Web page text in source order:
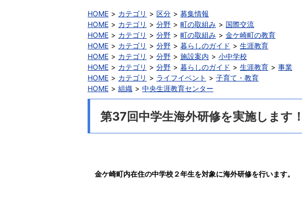
HOME カテゴリ 区分
募集情報
HOME
カテゴリ 分野 町の取組み
国際交流
HOME
カテゴリ 分野 町の取組み
金ケ崎町の教育
HOME
カテゴリ 分野 暮らしのガイド
生涯教育
HOME
カテゴリ 分野 施設案内
小中学校
HOME
カテゴリ 分野 暮らしのガイド 生涯教育
事業
HOME
カテゴリ ライフイベント
子育て・教育
HOME
組織 中央生涯教育センター
第37回中学生海外研修を実施します！
金ケ崎町内在住の中学校２年生を対象に海外研修を行います。